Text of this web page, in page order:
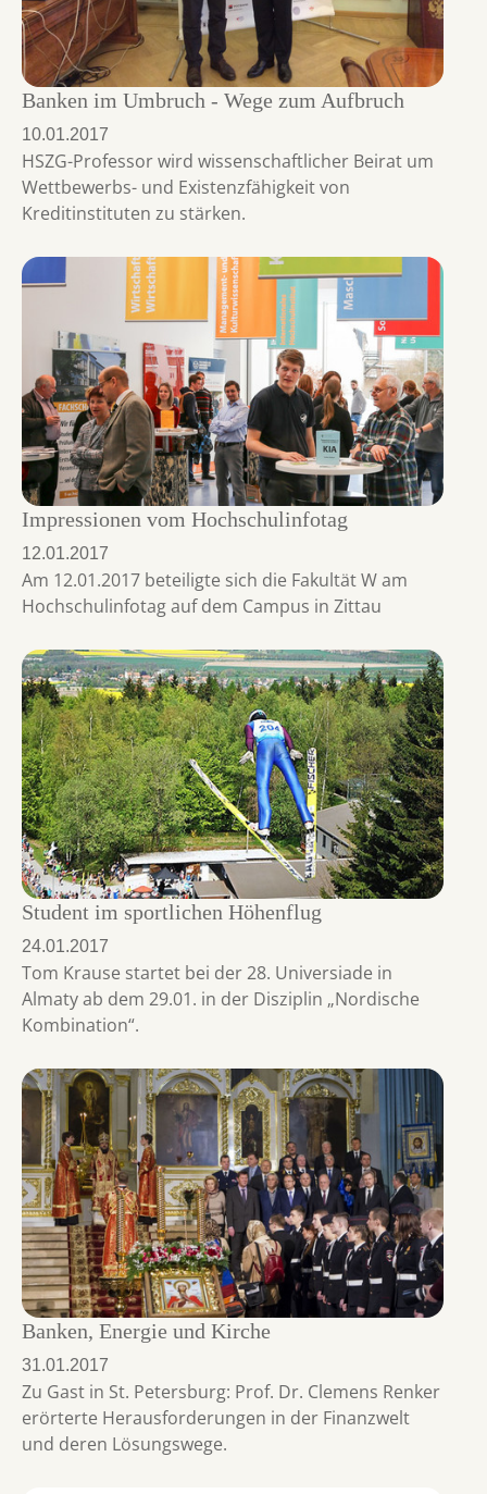
Banken im Umbruch - Wege zum Aufbruch
10.01.2017
HSZG-Professor wird wissenschaftlicher Beirat um
Wettbewerbs- und Existenzfähigkeit von
Kreditinstituten zu stärken.
Impressionen vom Hochschulinfotag
12.01.2017
Am 12.01.2017 beteiligte sich die Fakultät W am
Hochschulinfotag auf dem Campus in Zittau
Student im sportlichen Höhenflug
24.01.2017
Tom Krause startet bei der 28. Universiade in
Almaty ab dem 29.01. in der Disziplin „Nordische
Kombination“.
Banken, Energie und Kirche
31.01.2017
Zu Gast in St. Petersburg: Prof. Dr. Clemens Renker
erörterte Herausforderungen in der Finanzwelt
und deren Lösungswege.